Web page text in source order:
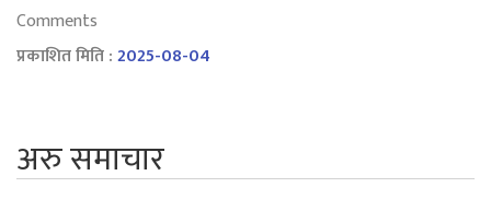
Comments
प्रकाशित मिति :2025-08-04
अरु समाचार